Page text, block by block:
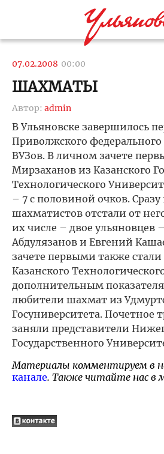
07.02.2008 00:00
ШАХМАТЫ
Автор: admin
В Ульяновске завершилось
Приволжского федерального
ВУЗов. В личном зачете
Мирзаханов из Казанского
Технологического
– 7 с половиной очков. Сразу
шахматистов отстали от
их числе – двое ульяновцев
Абдулязанов и Евгений
зачете первыми также стали
Казанского
дополнительным
любители шахмат из
Госуниверситета. Почетное
заняли представители
Государственного
Материалы комментируем в
канале. Также читайте нас в